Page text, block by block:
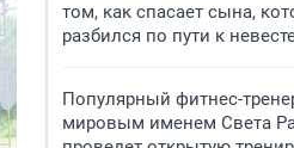
том, как спасает сына,
разбился по пути к
Популярный фитнес-
мировым именем Света